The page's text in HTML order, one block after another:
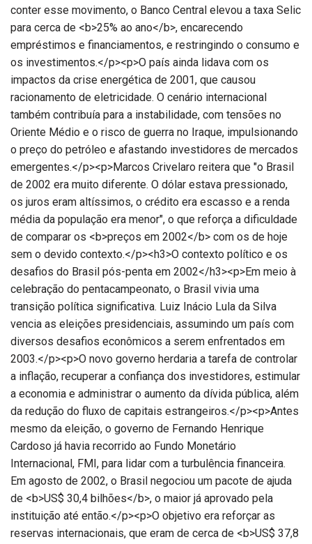
conter esse movimento, o Banco Central elevou a taxa Selic
para cerca de <b>25% ao ano</b>, encarecendo
empréstimos e financiamentos, e restringindo o consumo e
os investimentos.</p><p>O país ainda lidava com os
impactos da crise energética de 2001, que causou
racionamento de eletricidade. O cenário internacional
também contribuía para a instabilidade, com tensões no
Oriente Médio e o risco de guerra no Iraque, impulsionando
o preço do petróleo e afastando investidores de mercados
emergentes.</p><p>Marcos Crivelaro reitera que "o Brasil
de 2002 era muito diferente. O dólar estava pressionado,
os juros eram altíssimos, o crédito era escasso e a renda
média da população era menor", o que reforça a dificuldade
de comparar os <b>preços em 2002</b> com os de hoje
sem o devido contexto.</p><h3>O contexto político e os
desafios do Brasil pós-penta em 2002</h3><p>Em meio à
celebração do pentacampeonato, o Brasil vivia uma
transição política significativa. Luiz Inácio Lula da Silva
vencia as eleições presidenciais, assumindo um país com
diversos desafios econômicos a serem enfrentados em
2003.</p><p>O novo governo herdaria a tarefa de controlar
a inflação, recuperar a confiança dos investidores, estimular
a economia e administrar o aumento da dívida pública, além
da redução do fluxo de capitais estrangeiros.</p><p>Antes
mesmo da eleição, o governo de Fernando Henrique
Cardoso já havia recorrido ao Fundo Monetário
Internacional, FMI, para lidar com a turbulência financeira.
Em agosto de 2002, o Brasil negociou um pacote de ajuda
de <b>US$ 30,4 bilhões</b>, o maior já aprovado pela
instituição até então.</p><p>O objetivo era reforçar as
reservas internacionais, que eram de cerca de <b>US$ 37,8